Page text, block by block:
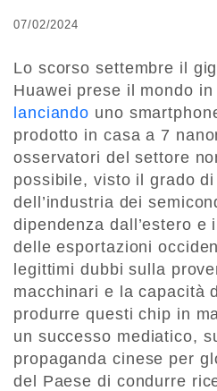
07/02/2024
Lo scorso settembre il
Huawei prese il mondo
lanciando uno
prodotto in casa a 7
osservatori del settore
possibile, visto il grado
dell’industria dei
dipendenza dall’estero e
delle esportazioni
legittimi dubbi sulla
macchinari e la capacità
produrre questi chip in
un successo mediatico,
propaganda cinese per
del Paese di condurre